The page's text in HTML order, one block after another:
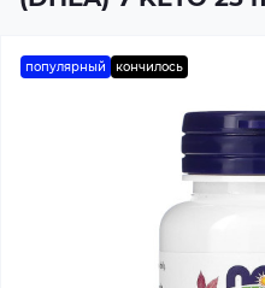
популярный кончилось